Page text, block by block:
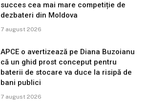
succes cea mai mare competiție de
dezbateri din Moldova
7 august 2026
APCE o avertizează pe Diana Buzoianu
că un ghid prost conceput pentru
baterii de stocare va duce la risipă de
bani publici
7 august 2026